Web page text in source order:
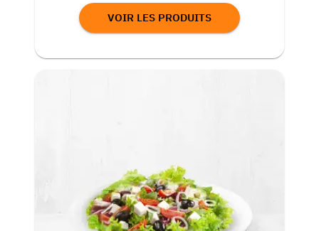
VOIR LES PRODUITS